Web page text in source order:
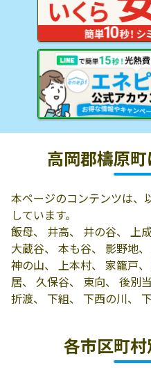
高岡郡檮原
本ページのコンテンツは、
しています。
飯母、 井高、 井の谷、 上
大蔵谷、 本も谷、 影野地
神の山、 上本村、 家籠戸
居、 久保谷、 東向、 後別
折渡、 下組、 下西の川、
各市区町